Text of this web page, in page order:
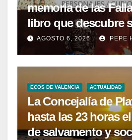
memoria de las
libro que descubre
menos conocida
AGOSTO 6, 2026 PEPE
ECOS DE VALENCIA ACTUALIDAD
La Concejalía de
hasta las 23 horas
de salvamento y